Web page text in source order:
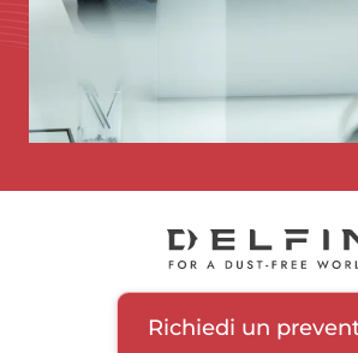
Richiedi un